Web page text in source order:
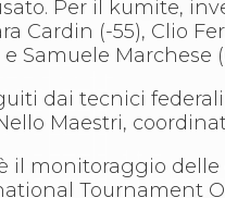
Per il kumite,
Cardin (-55), Clio
Samuele Marchese
dai tecnici
Maestri,
il monitoraggio
Tournament